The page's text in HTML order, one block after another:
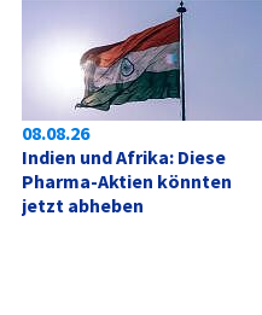
08.08.26
Indien und Afrika: Diese
Pharma-Aktien könnten
jetzt abheben